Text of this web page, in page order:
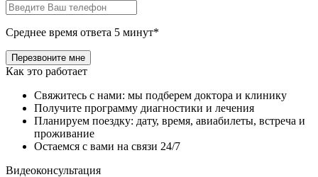
Среднее время ответа 5 минут*
Как это работает
Свяжитесь с нами: мы подберем доктора и клинику
Получите программу диагностики и лечения
Планируем поездку: дату, время, авиабилеты, встреча и
проживание
Остаемся с вами на связи 24/7
Видеоконсультация